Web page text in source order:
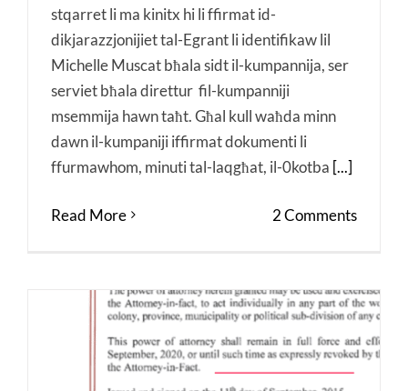
stqarret li ma kinitx hi li ffirmat id-
dikjarazzjonijiet tal-Egrant li identifikaw lil
Michelle Muscat bħala sidt il-kumpannija, ser
serviet bħala direttur fil-kumpanniji
msemmija hawn taħt. Għal kull waħda minn
dawn il-kumpaniji iffirmat dokumenti li
ffurmawhom, minuti tal-laqgħat, il-0kotba [...]
Read More 2 Comments